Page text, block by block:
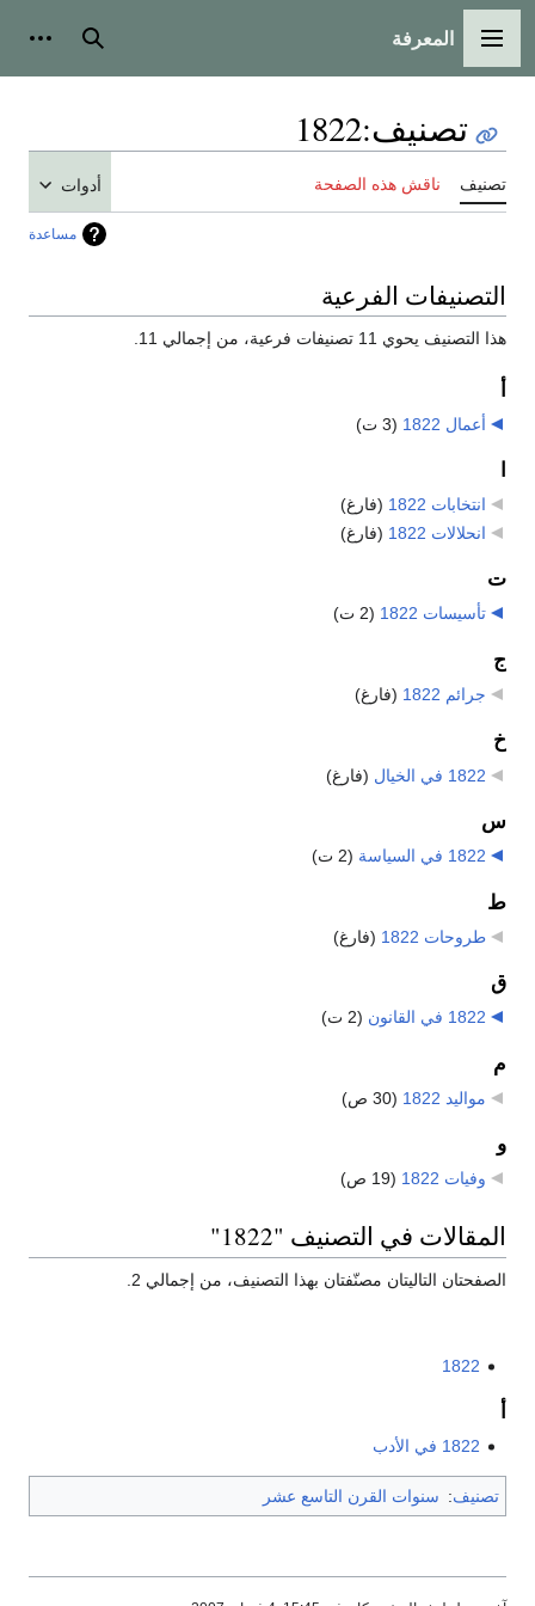
القائمة الرئيسية
المعرفة بحث
تصنيف:
1822
تصنيف ناقش هذه الصفحة أدوات
مساعدة
التصنيفات الفرعية
هذا التصنيف يحوي 11 تصنيفات فرعية، من إجمالي 11.
أعمال 1822 (3 ت)
انتخابات 1822
(فارغ)
انحلالات 1822
(فارغ)
ت
تأسيسات 1822 (2 ت)
ج
جرائم 1822 (فارغ)
خ
1822 في الخيال (فارغ)
س
1822 في السياسة (2 ت)
ط
طروحات 1822 (فارغ)
ق
1822 في القانون (2 ت)
م
مواليد 1822 (30 ص)
و
وفيات 1822 (19 ص)
المقالات في التصنيف "1822"
الصفحتان التاليتان مصنّفتان بهذا التصنيف، من إجمالي 2.
1822
1822 في الأدب
تصنيف: سنوات القرن التاسع عشر